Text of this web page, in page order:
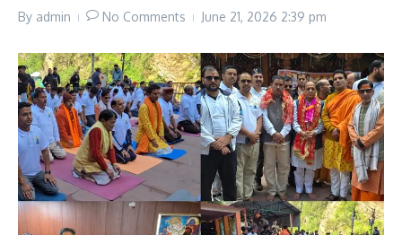
By admin No Comments June 21, 2026 2:39 pm